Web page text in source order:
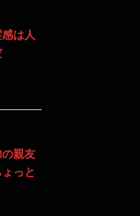
感は人
の親友
っと